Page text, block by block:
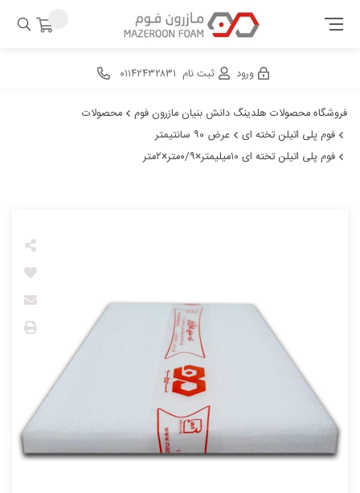
ورود ثبت نام ۰۱۱۴۲۴۳۲۸۳۱
فروشگاه محصولات هلدینگ دانش بنیان مازرون فوم
محصولات
فوم پلی اتیلن تخته ای
عرض ۹۰ سانتیمتر
فوم پلی اتیلن تخته ای ۱۰میلیمتر×۰/۹متر×۲متر